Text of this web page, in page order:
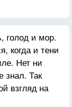
голод и мор.
когда и тени
Нет ни
знал. Так
взгляд на